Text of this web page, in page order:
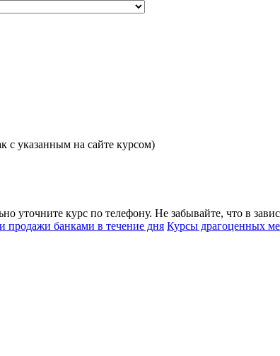
с указанным на сайте курсом)
уточните курс по телефону. Не забывайте, что в
продажи банками в течение дня Курсы драгоценных